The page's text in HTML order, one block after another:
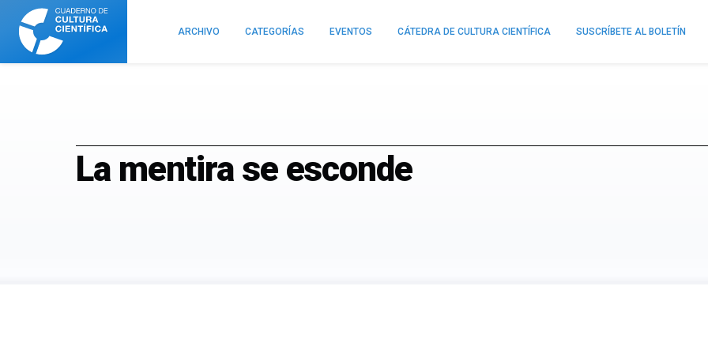
Cuaderno
Cultura
Científica
ARCHIVO CATEGORÍAS EVENTOS CÁTEDRA DE CULTURA CIENTÍFICA SUSCRÍBETE AL BOLETÍN
La mentira se esconde